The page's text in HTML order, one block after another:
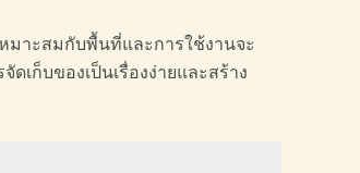
มาะสมกับพื้นที่และการใช้งานจะ
เก็บของเป็นเรื่องง่ายและสร้าง